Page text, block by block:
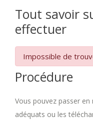
Tout savoir
effectuer
Impossible de
Procédure
Vous pouvez passer
adéquats ou les